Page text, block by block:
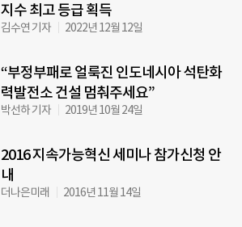
지수 최고 등급 획득
김수연 기자 2022년 12월 12일
“부정부패로 얼룩진 인도네시아 석탄화
력발전소 건설 멈춰주세요”
박선하 기자 2019년 10월 24일
2016 지속가능혁신 세미나 참가신청 안
내
더나은미래 2016년 11월 14일